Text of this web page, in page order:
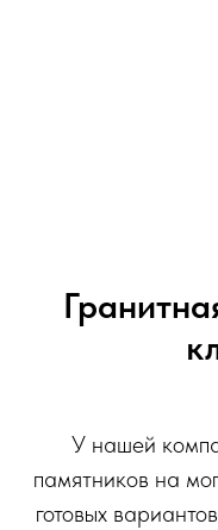
У нашей
памятников на
готовых